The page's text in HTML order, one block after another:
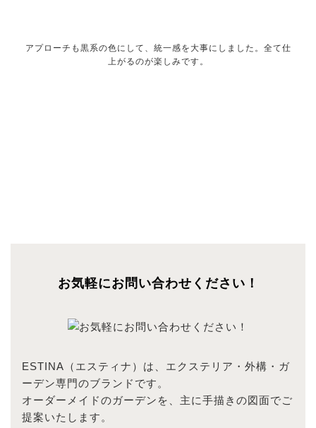
アプローチも黒系の色にして、統一感を大事にしました。全て仕
上がるのが楽しみです。
お気軽にお問い合わせください！
ESTINA（エスティナ）は、エクステリア・外構・ガ
ーデン専門のブランドです。
オーダーメイドのガーデンを、主に手描きの図面でご
提案いたします。